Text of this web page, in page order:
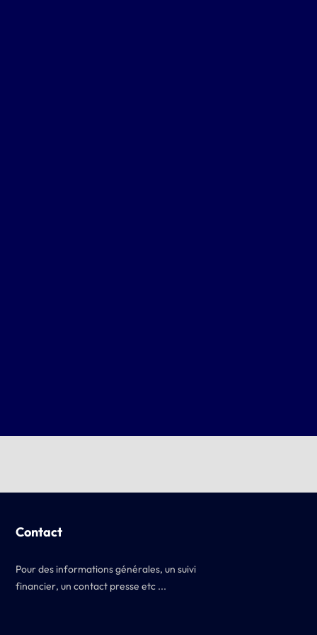
Contact
Pour des informations générales, un suivi
financier, un contact presse etc ...